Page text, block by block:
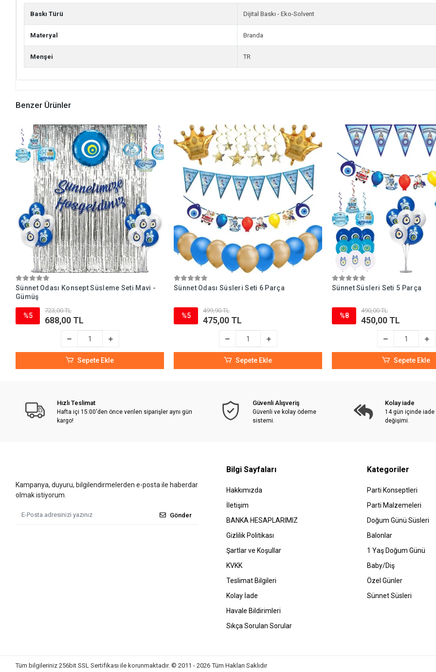
Baskı Türü Dijital Baskı - Eko-Solvent
Materyal Branda
Menşei TR
Benzer Ürünler
Sünnet Odası Konsept Süsleme Seti Mavi -
Gümüş
%5
723,00 TL
688,00 TL
Sepete Ekle
Sünnet Odası Süsleri Seti 6 Parça
%5
499,90 TL
475,00 TL
Sepete Ekle
Sünnet Süsleri Seti 5 Parça
%8
490,00 TL
450,00 TL
Sepete Ekle
Hızlı Teslimat
Hafta içi 15:00'den önce verilen siparişler aynı gün
kargo!
Güvenli Alışveriş
Güvenli ve kolay ödeme
sistemi.
Kolay iade
14 gün içinde iade
değişimi.
Kampanya, duyuru, bilgilendirmelerden e-posta ile haberdar
olmak istiyorum.
Gönder
Bilgi Sayfaları
Hakkımızda
İletişim
BANKA HESAPLARIMIZ
Gizlilik Politikası
Şartlar ve Koşullar
KVKK
Teslimat Bilgileri
Kolay İade
Havale Bildirimleri
Sıkça Sorulan Sorular
Kategoriler
Parti Konseptleri
Parti Malzemeleri
Doğum Günü Süsleri
Balonlar
1 Yaş Doğum Günü
Baby/Diş
Özel Günler
Sünnet Süsleri
Tüm bilgileriniz 256bit SSL Sertifikası ile korunmaktadır. © 2011 - 2026 Tüm Hakları Saklıdır